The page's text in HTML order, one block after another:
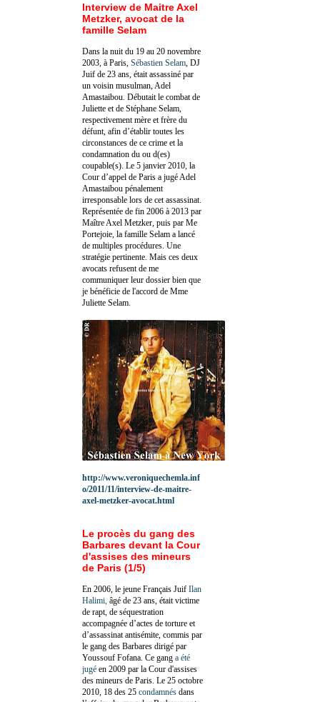
Interview de Maitre Axel
Metzker, avocat de la
famille Selam
Dans la nuit du 19 au 20 novembre
2003, à Paris, Sébastien Selam , DJ
Juif de 23 ans, était assassiné par
un voisin musulman, Adel
Amastaibou. Débutait le combat de
Juliette et de Stéphane Selam,
respectivement mère et frère du
défunt, afin d’établir toutes les
circonstances de ce crime et la
condamnation du ou d(es)
coupable(s). Le 5 janvier 2010, la
Cour d’appel de Paris a jugé Adel
Amastaibou pénalement
irresponsable lors de cet assassinat.
Représentée de fin 2006 à 2013 par
Maître Axel Metzker, puis par Me
Portejoie, la famille Selam a lancé
de multiples procédures. Une
stratégie pertinente. Mais ces deux
avocats refusent de me
communiquer leur dossier bien que
je bénéficie de l'accord de Mme
Juliette Selam.
http://www.veroniquechemla.inf
o/2011/11/interview-de-maitre-
axel-metzker-avocat.html
Le procès du gang des
Barbares devant la Cour
d'assises des mineurs
de Paris (1/5)
En 2006, le jeune Français Juif Ilan
Halimi, âgé de 23 ans, était victime
de rapt, de séquestration
accompagnée d’actes de torture et
d’assassinat antisémite, commis par
le gang des Barbares dirigé par
Youssouf Fofana. Ce gang a été
jugé en 2009 par la Cour d'assises
des mineurs de Paris. Le 25 octobre
2010, 18 des 25 condamnés dans